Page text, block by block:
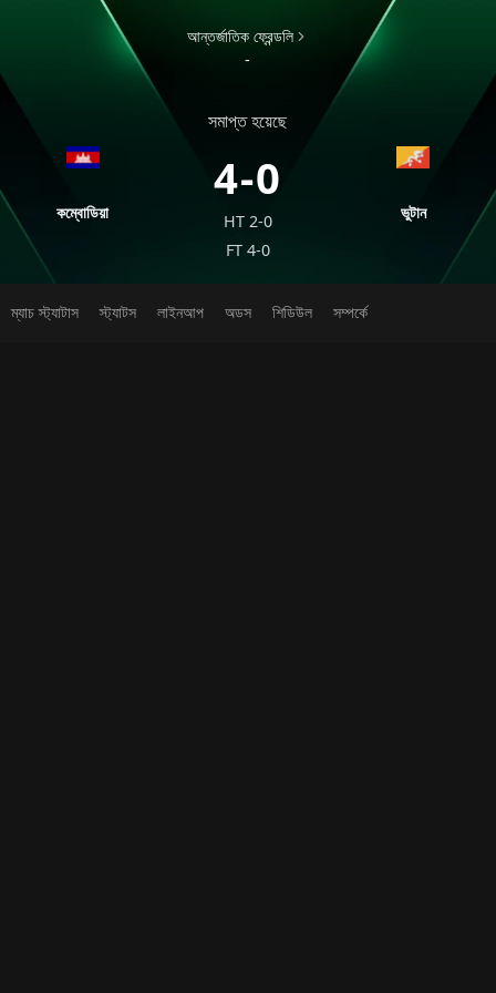
কম্বোডিয়া
আন্তর্জাতিক ফ্রেন্ডলি
-
সমাপ্ত হয়েছে
4-0
HT 2-0
FT 4-0
ভুটান
ম্যাচ স্ট্যাটাস স্ট্যাটস লাইনআপ অডস শিডিউল সম্পর্কে